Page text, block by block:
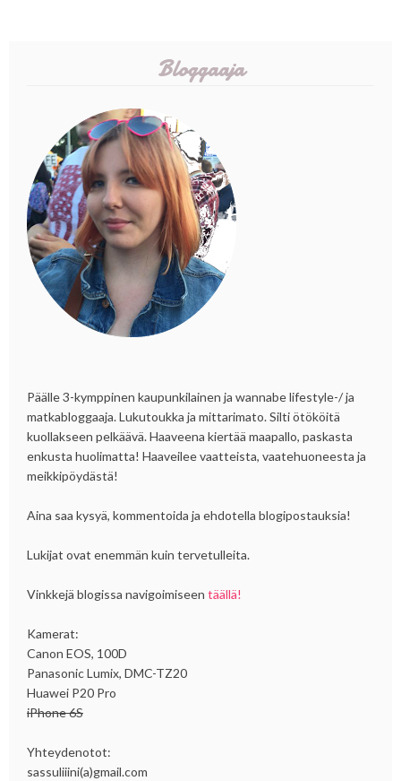
Bloggaaja
Päälle 3-kymppinen kaupunkilainen ja wannabe lifestyle-/ ja
matkabloggaaja. Lukutoukka ja mittarimato. Silti ötököitä
kuollakseen pelkäävä. Haaveena kiertää maapallo, paskasta
enkusta huolimatta! Haaveilee vaatteista, vaatehuoneesta ja
meikkipöydästä!
Aina saa kysyä, kommentoida ja ehdotella blogipostauksia!
Lukijat ovat enemmän kuin tervetulleita.
Vinkkejä blogissa navigoimiseen täällä!
Kamerat:
Canon EOS, 100D
Panasonic Lumix, DMC-TZ20
Huawei P20 Pro
iPhone 6S
Yhteydenotot:
sassuliiini(a)gmail.com